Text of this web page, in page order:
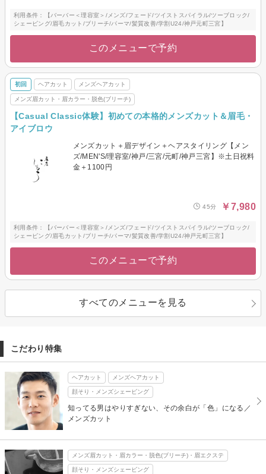
利用条件：【バーバー＜理容室＞/メンズ/フェード/ツイストスパイラル/ツーブロック/
シェービング/眉毛カット/ブリーチ/パーマ/髪質改善/学割U24/神戸元町三宮】
このメニューで予約
初回 ヘアカット メンズヘアカット
メンズ眉カット・眉カラー・脱色(ブリーチ)
【Casual Classic体験】初めての本格的メンズカット＆眉毛・
アイブロウ
メンズカット＋眉デザイン＋ヘアスタイリング【メン
ズ/MEN'S/理容室/神戸/三宮/元町/神戸三宮】※土日祝料
金＋1100円
45分 ￥7,980
利用条件：【バーバー＜理容室＞/メンズ/フェード/ツイストスパイラル/ツーブロック/
シェービング/眉毛カット/ブリーチ/パーマ/髪質改善/学割U24/神戸元町三宮】
このメニューで予約
すべてのメニューを見る
こだわり特集
ヘアカット メンズヘアカット
顔そり・メンズシェービング
知ってる男はやりすぎない、その余白が「色」になる／
メンズカット
メンズ眉カット・眉カラー・脱色(ブリーチ)・眉エクステ
顔そり・メンズシェービング